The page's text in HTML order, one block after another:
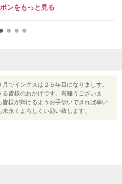
ンをもっと見る
月でインクスは２５年目になりましす。
る皆様のおかげです。有難うございま
皆様が輝けるようお手伝いできれば幸い
永くよろしくい願い致します。